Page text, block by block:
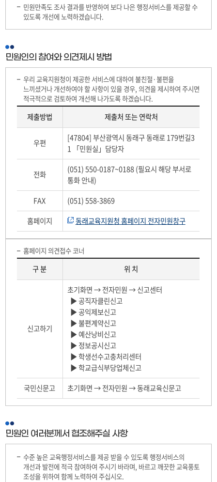
민원만족도 조사 결과를 반영하여 보다 나은 행정서비스를 제공할 수
있도록 개선에 노력하겠습니다.
민원인의 참여와 의견제시 방법
우리 교육지원청이 제공한 서비스에 대하여 불친절·불편을
느끼셨거나 개선하여야 할 사항이 있을 경우, 의견을 제시하여 주시면
적극적으로 검토하여 개선해 나가도록 하겠습니다.
의
제
방
1
제출방법 제출처 또는 연락처
우편
[47804] 부산광역시 동래구 동래로 179번길3
1 「민원실」담당자
전화
(051) 550-0187~0188 (필요시 해당 부서로
통화 안내)
FAX
(051) 558-3869
홈페이지
동래교육지원청 홈페이지 전자민원창구
홈페이지 의견접수 코너
법
구 분 위 치
신고하기
초기화면 → 전자민원 → 신고센터
▶ 공직자클린신고
▶ 공익제보신고
▶ 불편계약신고
▶ 예산낭비신고
▶ 정보공시신고
▶ 학생선수고충처리센터
▶ 학교급식부당업체신고
국민신문고
초기화면 → 전자민원 → 동래교육신문고
민원인 여러분께서 협조해주실 사항
수준 높은 교육행정서비스를 제공 받을 수 있도록 행정서비스의
개선과 발전에 적극 참여하여 주시기 바라며, 바르고 깨끗한 교육풍토
조성을 위하여 함께 노력하여 주십시오.